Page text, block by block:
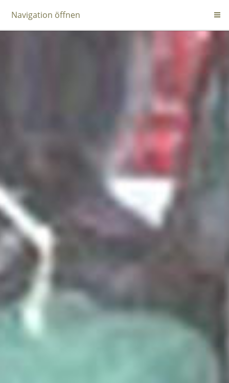
Navigation öffnen